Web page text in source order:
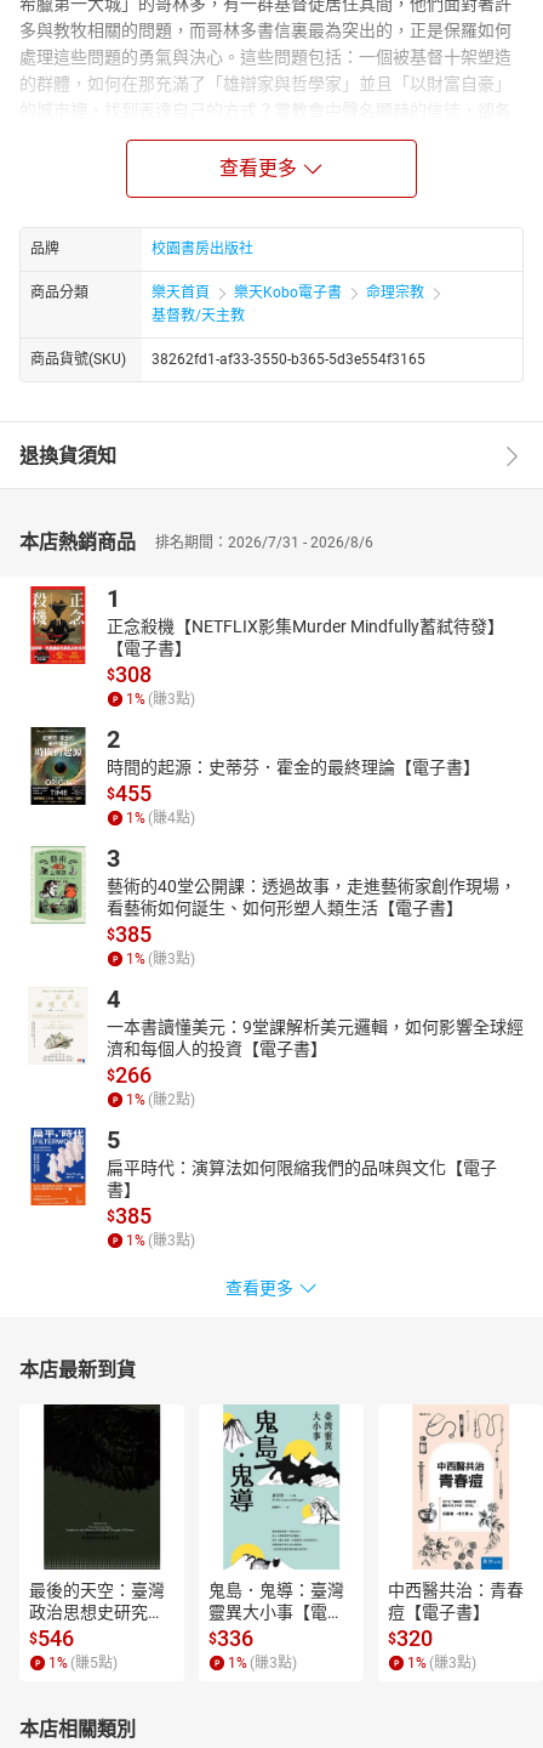
多與教牧相關的問題，而哥林多書信裏最為突出的，正是保羅如何
處理這些問題的勇氣與決心。這些問題包括：一個被基督十架塑造
的群體，如何在那充滿了「雄辯家與哲學家」並且「以財富自豪」
的城市裡，找到表達自己的方式？當教會中聲名顯赫的信徒，卻各
自以扭曲真理和道德的方式謀取私利時，又該如何促成合一，並且
避免基督的身體被撕裂？這些都是陳列在保羅面前的挑戰。而古代
教父們就站在使徒的肩上，針對他的輝煌著作，在驚嘆中加以精彩
在本書所選的教父釋經家中，名氣最響亮的應該就是屈梭多模，他
那七十七篇關於哥林多前後書的講道，是註釋與應用經文方面的無
價寶藏；失明者狄地模和迦巴拉的瑟維里安留存下來的雖僅殘編斷
簡，亦提供我們一個機會，得以一探來自亞歷山太學派與安提阿學
派的希臘釋經傳統；至於別具超卓技巧與洞見的釋經家──摩普綏提
亞的狄奧多若，他的作品雖然保留有限，長久以來仍舊是教會重視
想起某些異端，卻毋須因此否定了他們對經文的傑出洞見。不過本
書最有價值的部分，莫過於收錄了第四世紀一位不知名學者的註
「安波羅修註釋者」稱之，他那本極其優秀的哥林多前後書註釋，
選錄了相當多安波羅修註釋者的註解。
這本《古代基督信仰聖經註釋叢書：哥林多前後書》，為研讀新約
開啟了一扇嶄新的窗戶。教父們從教牧或神學觀點出發的詮釋，為
那些願意再次以開放心胸閱讀保羅書信的讀者，提供了靈性與理性
上的食糧。從中，我們將驚奇地發現，使徒保羅關於十架的智慧，
竟觸發了如此豐盛且影響深遠的屬靈遺產。
▕ 編輯顧問群▕
中文版總編
黃錫木 博士
南非普勒陀利亞大學文學博士，主修希臘文（1990），並曾為美國
俄利根大學語言系之訪問學人（1996-97）。資深神學教育工作者。
現任聯合聖經公會（亞太區）翻譯顧問（1993-96，2003-），香港
中文大學崇基學院神學院榮譽副研究員並兼任講師。中英文學術編
副總編
吳國傑 博士
英國愛丁堡大學哲學博士，主修教父學（2000）。現任香港浸信會
神學院基督教神學思想副教授。學術論文散見於多份中英文學刊。
余達心牧師（香港中國神學研究院榮休院長）
黃鳳儀修女（香港聖神修院新約研究兼任講師）
溫司卡博士（美國南衛理公會大學帕金斯神學院 〔Perkins School
of Theology. Southtern Methodist University〕 聖經科教授）
溫以諾牧師（美國威斯頓神學院〔Western〕宣教系教授）
潘乃昭牧師（新加坡三一神學院神學教授）
聶基道都主教（正教會君士坦丁堡宗主教聖統‧前香港及東南亞都
主教）
劉慶萍
英文版總編
托馬斯‧奧登（Thomas C. Oden）博士
美國新澤西州麥迪遜（Madison）德魯大學（Drew University）神學
表性的基督教神學家，學術地位備受尊崇。
查看更多
品牌 校園書房出版社
商品分類 樂天首頁 樂天Kobo電子書
命理宗教
基督教/天主教
商品貨號(SKU) 38262fd1-af33-3550-b365-5d3e554f3165
退換貨須知
本店熱銷商品 排名期間：2026/7/31 - 2026/8/6
1
正念殺機【NETFLIX影集Murder Mindfully蓄弒待發】
【電子書】
$308
1 % (賺3點)
2
時間的起源：史蒂芬．霍金的最終理論【電子書】
$455
1 % (賺4點)
3
藝術的40堂公開課：透過故事，走進藝術家創作現場，
看藝術如何誕生、如何形塑人類生活【電子書】
$385
1 % (賺3點)
4
一本書讀懂美元：9堂課解析美元邏輯，如何影響全球經
濟和每個人的投資【電子書】
$266
1 % (賺2點)
5
扁平時代：演算法如何限縮我們的品味與文化【電子
書】
$385
1 % (賺3點)
查看更多
本店最新到貨
最後的天空：臺灣
政治思想史研究
【電子書】
$546
1 % (賺5點)
鬼島．鬼導：臺灣
靈異大小事【電子
書】
$336
1 % (賺3點)
中西醫共治：青春
痘【電子書】
$320
1 % (賺3點)
本店相關類別